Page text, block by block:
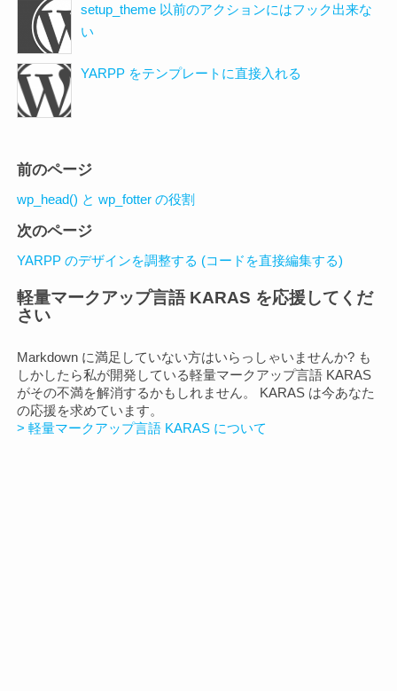
setup_theme 以前のアクションにはフック出来な
い
YARPP をテンプレートに直接入れる
ペ
ー
ジ
ナ
ビ
ー
シ
ョ
ン
前のページ
wp_head() と wp_fotter の役割
次のページ
YARPP のデザインを調整する (コードを直接編集する)
軽量マークアップ言語 KARAS を応援してくだ
さい
Markdown に満足していない方はいらっしゃいませんか? も
しかしたら私が開発している軽量マークアップ言語 KARAS
がその不満を解消するかもしれません。 KARAS は今あなた
の応援を求めています。
> 軽量マークアップ言語 KARAS について